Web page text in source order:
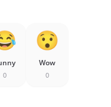
0
Wow
0